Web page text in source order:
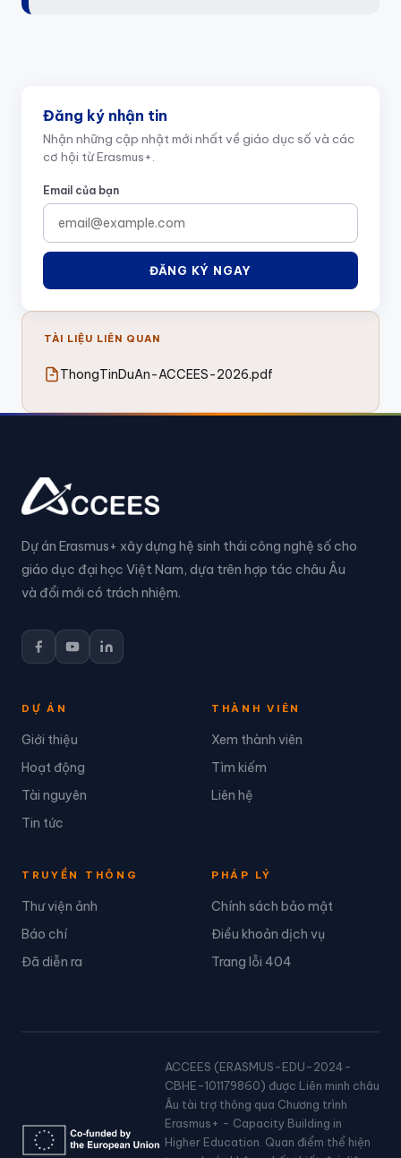
Đăng ký nhận tin
Nhận những cập nhật mới nhất về giáo dục số và các
cơ hội từ Erasmus+.
Email của bạn
ĐĂNG KÝ NGAY
TÀI LIỆU LIÊN QUAN
ThongTinDuAn-ACCEES-2026.pdf
Dự án Erasmus+ xây dựng hệ sinh thái công nghệ số cho
giáo dục đại học Việt Nam, dựa trên hợp tác châu Âu
và đổi mới có trách nhiệm.
DỰ ÁN
Giới thiệu
Hoạt động
Tài nguyên
Tin tức
THÀNH VIÊN
Xem thành viên
Tìm kiếm
Liên hệ
TRUYỀN THÔNG
Thư viện ảnh
Báo chí
Đã diễn ra
PHÁP LÝ
Chính sách bảo mật
Điều khoản dịch vụ
Trang lỗi 404
ACCEES (ERASMUS-EDU-2024-
CBHE-101179860) được Liên minh châu
Âu tài trợ thông qua Chương trình
Erasmus+ - Capacity Building in
Higher Education. Quan điểm thể hiện